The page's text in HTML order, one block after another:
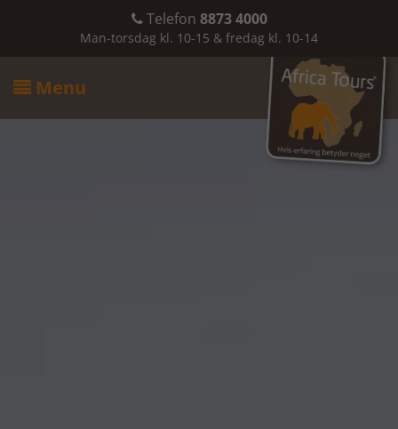
Telefon 8873 4000
Man-torsdag kl. 10-15 & fredag kl. 10-14
 Menu